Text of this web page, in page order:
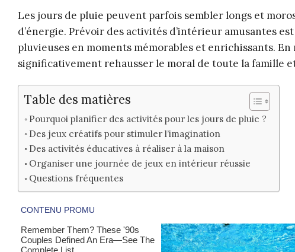
Les jours de pluie peuvent parfois sembler longs et
d’énergie. Prévoir des activités d’intérieur amusantes
pluvieuses en moments mémorables et enrichissants.
significativement rehausser le moral de toute la famille
Table des matières
Pourquoi planifier des activités pour les jours de pluie ?
Des jeux créatifs pour stimuler l’imagination
Des activités éducatives à réaliser à la maison
Organiser une journée de jeux en intérieur réussie
Questions fréquentes